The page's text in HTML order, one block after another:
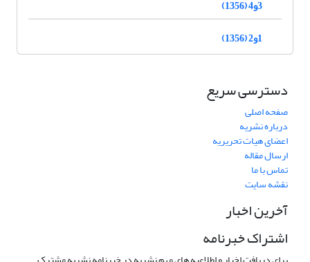
3و4 (1356)
1و2 (1356)
دسترسی سریع
صفحه اصلی
درباره نشریه
اعضای هیات تحریریه
ارسال مقاله
تماس با ما
نقشه سایت
آخرین اخبار
اشتراک خبرنامه